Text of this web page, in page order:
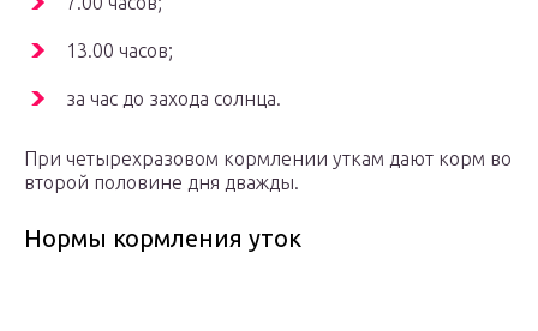
13.00 часов;
за час до захода солнца.
При четырехразовом кормлении уткам дают корм во
второй половине дня дважды.
Нормы кормления уток